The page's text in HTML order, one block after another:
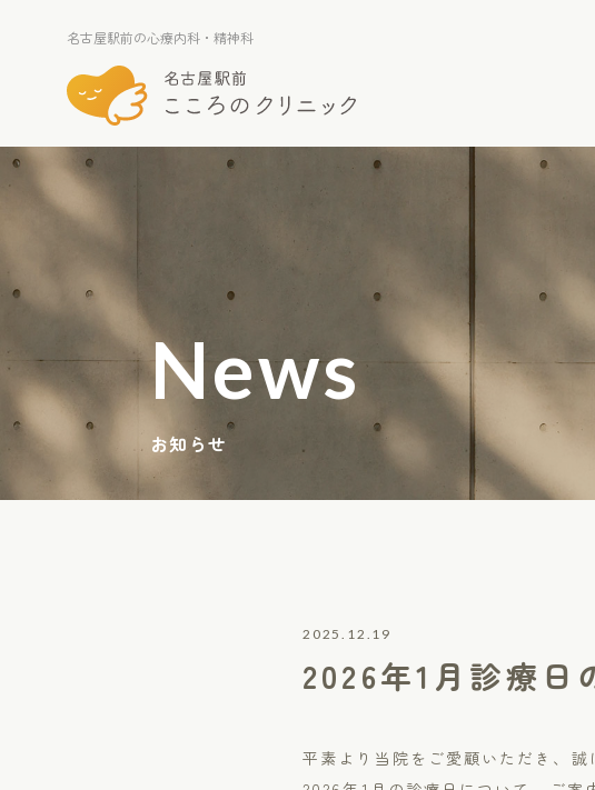
名古屋駅前の心療内科・精神科
News
お知らせ
2025.12.19
2026年1月診療日
平素より当院をご愛顧いただき、誠
名古屋駅前の心療内科・精神科